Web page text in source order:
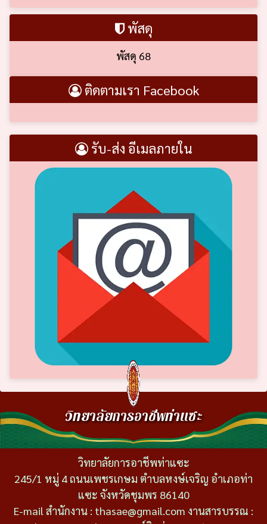
พัสดุ
พัสดุ 68
ติดตามเรา Facebook
รับ-ส่ง อีเมลภายใน
วิทยาลัยการอาชีพท่าแซะ
วิทยาลัยการอาชีพท่าแซะ
245/1 หมู่ 4 ถนนเพชรเกษม ตำบลหงษ์เจริญ อำเภอท่า
แซะ จังหวัดชุมพร 86140
E-mail สำนักงาน : thasae@gmail.com งานสารบรรณ :